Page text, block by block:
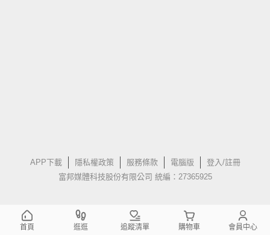
APP下載 隱私權政策 服務條款 電腦版
登入/註冊
富邦媒體科技股份有限公司 統編：27365925
首頁 逛逛 追蹤清單 購物車 會員中心